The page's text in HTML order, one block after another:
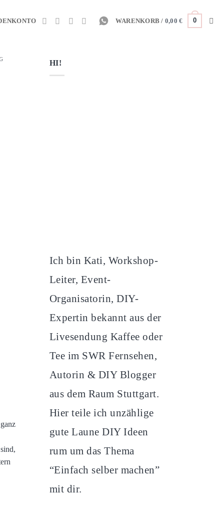
WARENKORB / 0,00€ 0
HI!
Ich bin Kati, Workshop-
Leiter, Event-
Organisatorin, DIY-
Expertin bekannt aus der
Livesendung Kaffee oder
Tee im SWR Fernsehen,
Autorin & DIY Blogger
aus dem Raum Stuttgart.
Hier teile ich unzählige
gute Laune DIY Ideen
rum um das Thema
“Einfach selber machen”
mit dir.